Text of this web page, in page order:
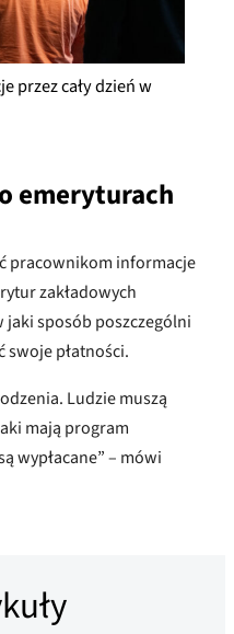
przez cały dzień w
emeryturach
pracownikom informacje
zakładowych
jaki sposób poszczególni
płatności.
Ludzie muszą
mają program
wypłacane” – mówi